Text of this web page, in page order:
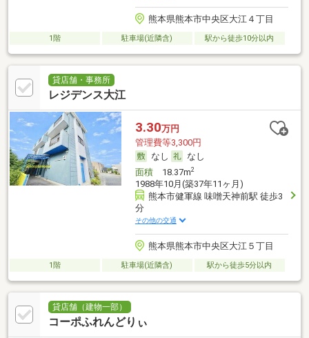
熊本県熊本市中央区大江４丁目
1階 駐車場(近隣含) 駅から徒歩10分以内
貸店舗・事務所
レジデンス大江
3.30万円
管理費等3,300円
なし
なし
面積18.37m2
1988年10月(築37年11ヶ月)
熊本市健軍線 味噌天神前駅 徒歩3
分
その他の交通
熊本県熊本市中央区大江５丁目
1階 駐車場(近隣含) 駅から徒歩5分以内
貸店舗（建物一部）
コーポふれんどりぃ